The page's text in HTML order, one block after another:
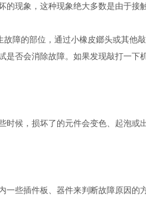
的现象，这种现象绝大多数是由于接
故障的部位，通过小橡皮鎯头或其
是否会消除故障。如果发现敲打一下
时候，损坏了的元件会变色、起泡或
一些插件板、器件来判断故障原因的